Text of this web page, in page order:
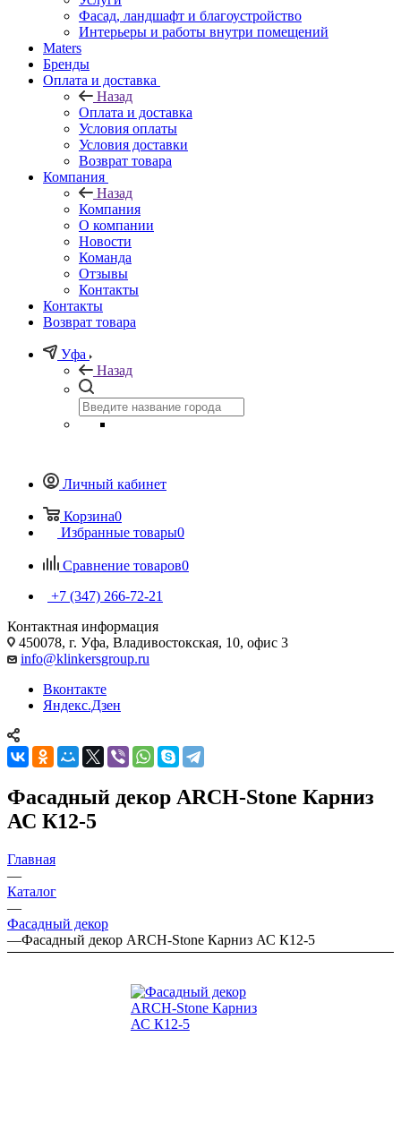
Фасад, ландшафт и благоустройство
Интерьеры и работы внутри помещений
Maters
Бренды
Оплата и доставка
Назад
Оплата и доставка
Условия оплаты
Условия доставки
Возврат товара
Компания
Назад
Компания
О компании
Новости
Команда
Отзывы
Контакты
Контакты
Возврат товара
Уфа
Назад
Личный кабинет
Корзина0
Избранные товары0
Сравнение товаров0
+7 (347) 266-72-21
Контактная информация
450078, г. Уфа, Владивостокская, 10, офис 3
info@klinkersgroup.ru
Вконтакте
Яндекс.Дзен
Фасадный декор ARCH-Stone Карниз
АС К12-5
Главная
—
Каталог
—
Фасадный декор
—Фасадный декор ARCH-Stone Карниз АС К12-5